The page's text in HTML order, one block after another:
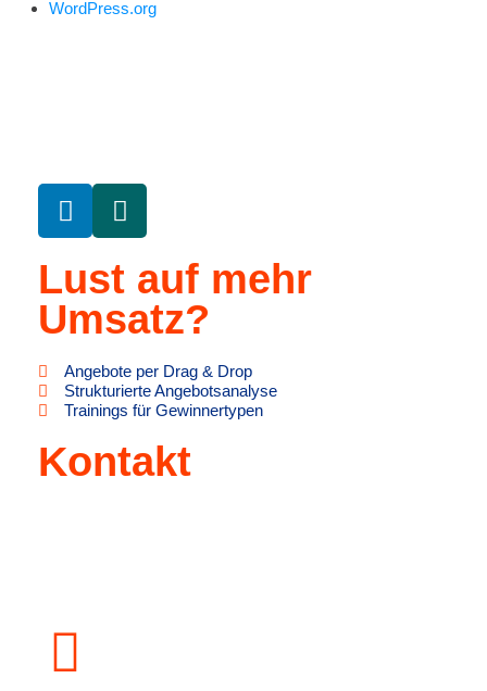
WordPress.org
Lust auf mehr
Umsatz?
Angebote per Drag & Drop
Strukturierte Angebotsanalyse
Trainings für Gewinnertypen
Kontakt